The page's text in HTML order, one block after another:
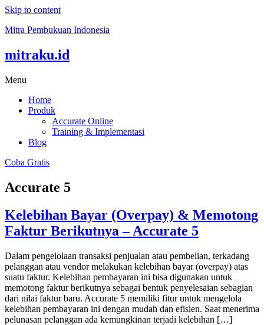
Skip to content
Mitra Pembukuan Indonesia
mitraku.id
Menu
Home
Produk
Accurate Online
Training & Implementasi
Blog
Coba Gratis
Accurate 5
Kelebihan Bayar (Overpay) & Memotong
Faktur Berikutnya – Accurate 5
Dalam pengelolaan transaksi penjualan atau pembelian, terkadang
pelanggan atau vendor melakukan kelebihan bayar (overpay) atas
suatu faktur. Kelebihan pembayaran ini bisa digunakan untuk
memotong faktur berikutnya sebagai bentuk penyelesaian sebagian
dari nilai faktur baru. Accurate 5 memiliki fitur untuk mengelola
kelebihan pembayaran ini dengan mudah dan efisien. Saat menerima
pelunasan pelanggan ada kemungkinan terjadi kelebihan […]